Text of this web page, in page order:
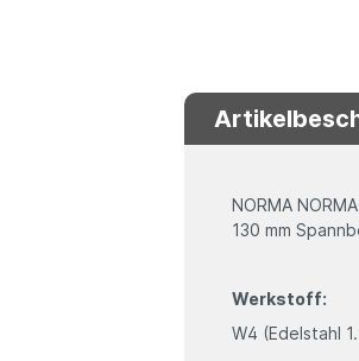
NORMA
130 mm
Werkstoff:
W4 (Edelstahl